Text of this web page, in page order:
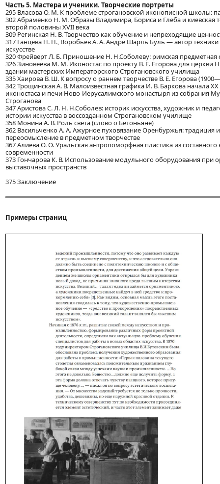
Часть 5. Мастера и ученики. Творческие портреты
295 Власова О. М. К проблеме строгановской иконописной школы:
302 Абраменко Н. М. Образы Владимира, Бориса и Глеба и киевская
второй половины XVII века
309 Регинская Н. В. Творчество как обучение и непреходящие
317 Ганцева Н. Н., Воробьев А. А. Андре Шарль Буль — автор
искусстве
320 Фрейверт Л. Б. Приношение Н. Н.Соболеву: римская предметная
326 Зиновеева М. М. Иконостас по проекту В. Е. Егорова для церкви
здании мастерских Императорского Строгановского училища
335 Хаирова В. Ш. К вопросу о раннем творчестве В. Е. Егорова
342 Трощинская А. В. Малоизвестная графика И. В. Баркова начала
иконостаса и печи Ново-Иерусалимского монастыря из собрания
Строганова
347 Аристова С. Л. Н. Н.Соболев: историк искусства, художник и
истории искусства в воссозданном Строгановском училище
358 Монина А. В. Роль света (слово о Бетоньяне)
362 Васильченко А. А. Ажурное пуховязание Оренбуржья: традиция
переосмысление в предметном творчестве
367 Алиева О. О. Уральская антропоморфная пластика из
современности
373 Гончарова К. В. Использование модульного оборудования при
выставочных пространств
375 Заключение
Примеры страниц